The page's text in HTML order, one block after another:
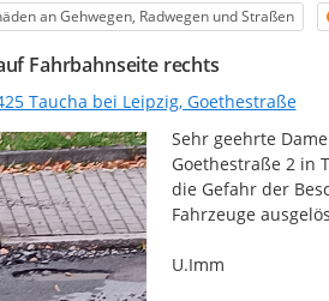
an Gehwegen, Radwegen und Straßen
Fahrbahnseite rechts
Taucha bei Leipzig, Goethestraße
Sehr geehrte
Goethestraße 2 in
die Gefahr der
Fahrzeuge
U.Imm